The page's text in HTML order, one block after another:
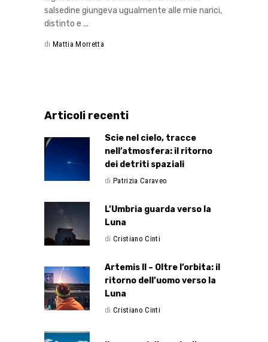
salsedine giungeva ugualmente alle mie narici,
distinto e
di Mattia Morretta
Articoli recenti
Scie nel cielo, tracce
nell’atmosfera: il ritorno
dei detriti spaziali
di Patrizia Caraveo
L’Umbria guarda verso la
Luna
di Cristiano Cinti
Artemis II – Oltre l’orbita: il
ritorno dell’uomo verso la
Luna
di Cristiano Cinti